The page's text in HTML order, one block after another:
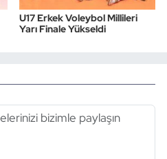
U17 Erkek Voleybol Millileri
Yarı Finale Yükseldi